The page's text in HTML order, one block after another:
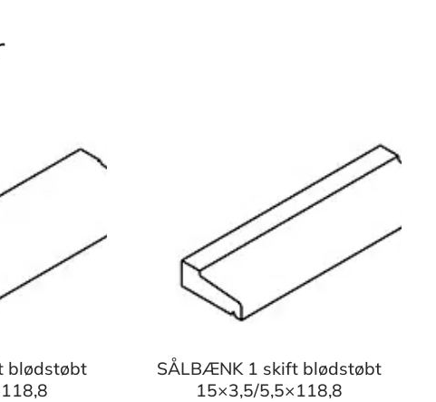
blødstøbt
SÅLBÆNK 1 skift blødstøbt
15×3,5/5,5×118,8